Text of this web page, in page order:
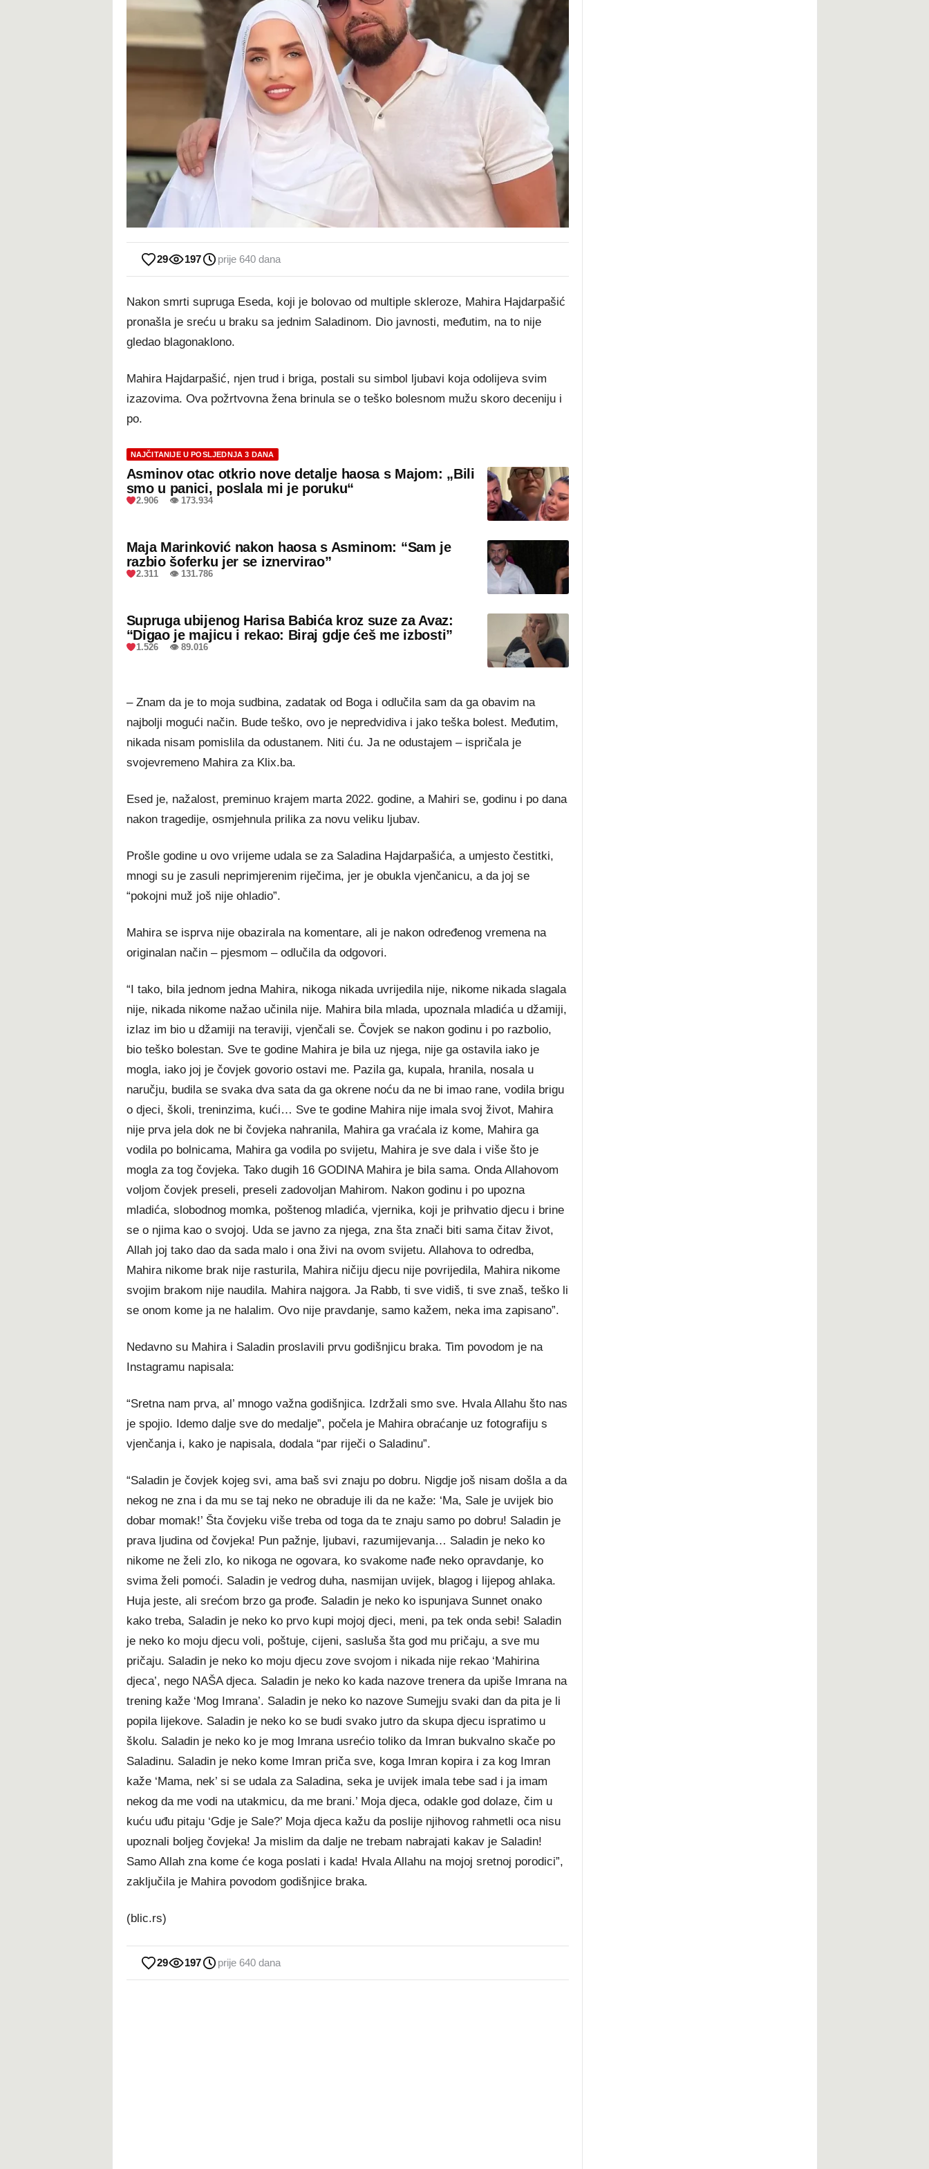
29 197 prije 640 dana
Nakon smrti supruga Eseda, koji je bolovao od multiple skleroze, Mahira Hajdarpašić
pronašla je sreću u braku sa jednim Saladinom. Dio javnosti, međutim, na to nije
gledao blagonaklono.
Mahira Hajdarpašić, njen trud i briga, postali su simbol ljubavi koja odolijeva svim
izazovima. Ova požrtvovna žena brinula se o teško bolesnom mužu skoro deceniju i
po.
NAJČITANIJE U POSLJEDNJA 3 DANA
Asminov otac otkrio nove detalje haosa s Majom: „Bili
smo u panici, poslala mi je poruku“
2.906 👁 173.934
Maja Marinković nakon haosa s Asminom: “Sam je
razbio šoferku jer se iznervirao”
2.311 👁 131.786
Supruga ubijenog Harisa Babića kroz suze za Avaz:
“Digao je majicu i rekao: Biraj gdje ćeš me izbosti”
1.526 👁 89.016
– Znam da je to moja sudbina, zadatak od Boga i odlučila sam da ga obavim na
najbolji mogući način. Bude teško, ovo je nepredvidiva i jako teška bolest. Međutim,
nikada nisam pomislila da odustanem. Niti ću. Ja ne odustajem – ispričala je
svojevremeno Mahira za Klix.ba.
Esed je, nažalost, preminuo krajem marta 2022. godine, a Mahiri se, godinu i po dana
nakon tragedije, osmjehnula prilika za novu veliku ljubav.
Prošle godine u ovo vrijeme udala se za Saladina Hajdarpašića, a umjesto čestitki,
mnogi su je zasuli neprimjerenim riječima, jer je obukla vjenčanicu, a da joj se
“pokojni muž još nije ohladio”.
Mahira se isprva nije obazirala na komentare, ali je nakon određenog vremena na
originalan način – pjesmom – odlučila da odgovori.
“I tako, bila jednom jedna Mahira, nikoga nikada uvrijedila nije, nikome nikada slagala
nije, nikada nikome nažao učinila nije. Mahira bila mlada, upoznala mladića u džamiji,
izlaz im bio u džamiji na teraviji, vjenčali se. Čovjek se nakon godinu i po razbolio,
bio teško bolestan. Sve te godine Mahira je bila uz njega, nije ga ostavila iako je
mogla, iako joj je čovjek govorio ostavi me. Pazila ga, kupala, hranila, nosala u
naručju, budila se svaka dva sata da ga okrene noću da ne bi imao rane, vodila brigu
o djeci, školi, treninzima, kući… Sve te godine Mahira nije imala svoj život, Mahira
nije prva jela dok ne bi čovjeka nahranila, Mahira ga vraćala iz kome, Mahira ga
vodila po bolnicama, Mahira ga vodila po svijetu, Mahira je sve dala i više što je
mogla za tog čovjeka. Tako dugih 16 GODINA Mahira je bila sama. Onda Allahovom
voljom čovjek preseli, preseli zadovoljan Mahirom. Nakon godinu i po upozna
mladića, slobodnog momka, poštenog mladića, vjernika, koji je prihvatio djecu i brine
se o njima kao o svojoj. Uda se javno za njega, zna šta znači biti sama čitav život,
Allah joj tako dao da sada malo i ona živi na ovom svijetu. Allahova to odredba,
Mahira nikome brak nije rasturila, Mahira ničiju djecu nije povrijedila, Mahira nikome
svojim brakom nije naudila. Mahira najgora. Ja Rabb, ti sve vidiš, ti sve znaš, teško li
se onom kome ja ne halalim. Ovo nije pravdanje, samo kažem, neka ima zapisano”.
Nedavno su Mahira i Saladin proslavili prvu godišnjicu braka. Tim povodom je na
Instagramu napisala:
“Sretna nam prva, al’ mnogo važna godišnjica. Izdržali smo sve. Hvala Allahu što nas
je spojio. Idemo dalje sve do medalje”, počela je Mahira obraćanje uz fotografiju s
vjenčanja i, kako je napisala, dodala “par riječi o Saladinu”.
“Saladin je čovjek kojeg svi, ama baš svi znaju po dobru. Nigdje još nisam došla a da
nekog ne zna i da mu se taj neko ne obraduje ili da ne kaže: ‘Ma, Sale je uvijek bio
dobar momak!’ Šta čovjeku više treba od toga da te znaju samo po dobru! Saladin je
prava ljudina od čovjeka! Pun pažnje, ljubavi, razumijevanja… Saladin je neko ko
nikome ne želi zlo, ko nikoga ne ogovara, ko svakome nađe neko opravdanje, ko
svima želi pomoći. Saladin je vedrog duha, nasmijan uvijek, blagog i lijepog ahlaka.
Huja jeste, ali srećom brzo ga prođe. Saladin je neko ko ispunjava Sunnet onako
kako treba, Saladin je neko ko prvo kupi mojoj djeci, meni, pa tek onda sebi! Saladin
je neko ko moju djecu voli, poštuje, cijeni, sasluša šta god mu pričaju, a sve mu
pričaju. Saladin je neko ko moju djecu zove svojom i nikada nije rekao ‘Mahirina
djeca’, nego NAŠA djeca. Saladin je neko ko kada nazove trenera da upiše Imrana na
trening kaže ‘Mog Imrana’. Saladin je neko ko nazove Sumejju svaki dan da pita je li
popila lijekove. Saladin je neko ko se budi svako jutro da skupa djecu ispratimo u
školu. Saladin je neko ko je mog Imrana usrećio toliko da Imran bukvalno skače po
Saladinu. Saladin je neko kome Imran priča sve, koga Imran kopira i za kog Imran
kaže ‘Mama, nek’ si se udala za Saladina, seka je uvijek imala tebe sad i ja imam
nekog da me vodi na utakmicu, da me brani.’ Moja djeca, odakle god dolaze, čim u
kuću uđu pitaju ‘Gdje je Sale?’ Moja djeca kažu da poslije njihovog rahmetli oca nisu
upoznali boljeg čovjeka! Ja mislim da dalje ne trebam nabrajati kakav je Saladin!
Samo Allah zna kome će koga poslati i kada! Hvala Allahu na mojoj sretnoj porodici”,
zaključila je Mahira povodom godišnjice braka.
(blic.rs)
29 197 prije 640 dana